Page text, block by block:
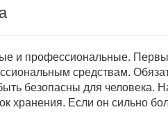
и профессиональные.
средствам.
безопасны для человека.
хранения. Если он сильно